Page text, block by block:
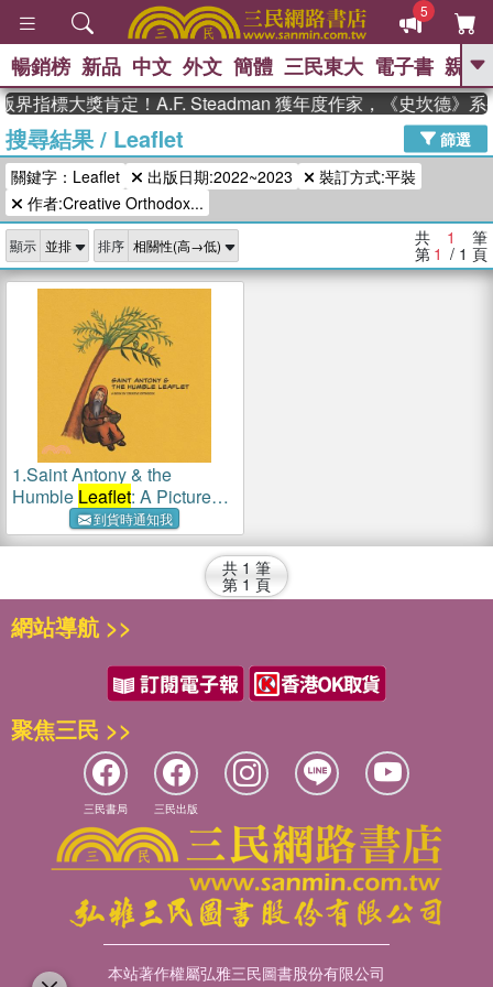
5
GO
高希均教授回憶錄
、 The Odyssey 、 父親節 、 如果歷
史是一群喵
、 暑期推薦 、 國際布克
登輝時代 、 數學女孩：黎曼猜想 、
偉大的迷走神經
暢銷榜 新品 中文 外文 簡體 三民東大 電子書 親子
界指標大獎肯定！A.F. Steadman 獲年度作家，《史坎德》系
搜尋結果/ Leaflet
篩選
關鍵字：Leaflet
出版日期:2022~2023
裝訂方式:平裝
作者:Creative Orthodox...
顯示 排序 共 1 筆
第 1 / 1 頁
1.Saint Antony & the
Humble Leaflet: A Picture
Book by Creative Orthodox
到貨時通知我
共 1 筆
第 1 頁
網站導航 >>
聚焦三民 >>
三民書局 三民出版
本站著作權屬弘雅三民圖書股份有限公司